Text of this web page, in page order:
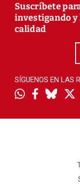
Suscríbete
investigando y
calidad
SÍGUENOS EN LAS